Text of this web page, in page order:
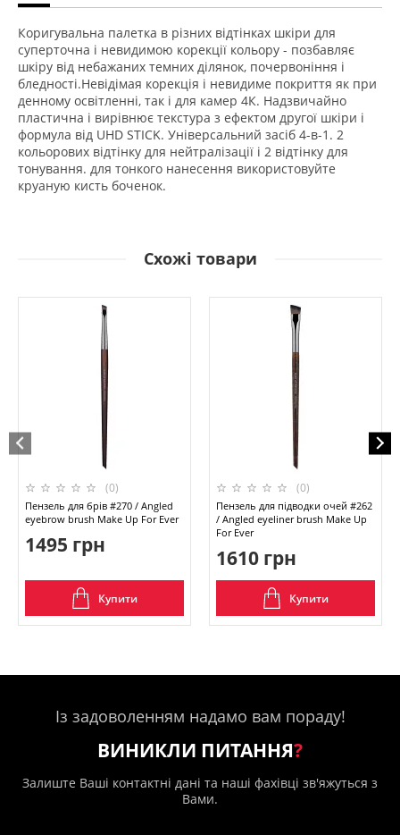
Коригувальна палетка в різних відтінках шкіри для
суперточна і невидимою корекції кольору - позбавляє
шкіру від небажаних темних ділянок, почервоніння і
бледності.Невідімая корекція і невидиме покриття як при
денному освітленні, так і для камер 4К. Надзвичайно
пластична і вирівнює текстура з ефектом другої шкіри і
формула від UHD STICK. Універсальний засіб 4-в-1. 2
кольорових відтінку для нейтралізації і 2 відтінку для
тонування. для тонкого нанесення використовуйте
круаную кисть боченок.
Схожі товари
(0)
Пензель для брів #270 / Angled
eyebrow brush Make Up For Ever
1495 грн
Купити
(0)
Пензель для підводки очей #262
/ Angled eyeliner brush Make Up
For Ever
1610 грн
Купити
Із задоволенням надамо вам пораду!
ВИНИКЛИ ПИТАННЯ?
Залиште Ваші контактні дані та наші фахівці зв'яжуться з
Вами.